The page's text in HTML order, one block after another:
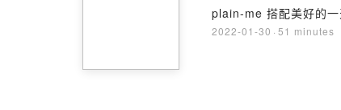
plain-me 搭配美好的一
2022-01-30 · 51 minutes